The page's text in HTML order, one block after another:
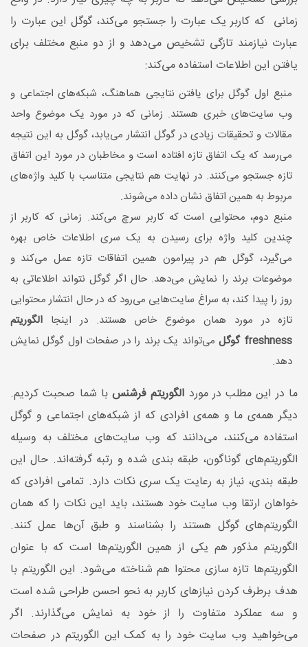
زمانی که کاربر یک عبارت را جستجو می‌کند، گوگل این عبارت را
عبارت نیازمند تازگی تشخیص می‌دهد و از دو منبع مختلف برای
یافتن این اطلاعات استفاده می‌کند:
منبع اول گوگل برای یافتن نتایجی هماهنگ، شبکه‌های اجتماعی و
وب سایت‌های خبری هستند. زمانی که در مورد یک موضوع واحد
مقالات و تحقیقات زیادی در گوگل انتشار می‌یابد، گوگل به این نتیجه
می‌رسد که یک اتفاق تازه افتاده است و مخاطبان در مورد این اتفاق
تازه جستجو می‌کنند. در نهایت هم نتایجی متناسب با کلید واژه‌های
مربوط به همین اتفاق نشان داده می‌شوند.
منبع دوم، محتوایی است که کاربر سرچ می‌کند. زمانی که کاربر از
چندین کلید واژه برای رسیدن به یک سری اطلاعات خاص بهره
می‌گیرد، گوگل هم در پیرامون همین اتفاقات تازه عمل می‌کند و
موضوعات برند را نمایش می‌دهد. حال اگر گوگل نتواند اطلاعاتی به
روز را پیدا کند، به سراغ سایت‌هایی می‌رود که در حال انتشار محتوایی
تازه در مورد همان موضوع خاص هستند. در اینجا الگوریتم
freshness گوگل
می‌تواند یک برند را در صفحات اول گوگل نمایش
دهد.
ما در این مطلب در مورد الگوریتم فرشنسبا شما صحبت کردیم.
دیگر همه‌ی ما و همه‌ی افرادی که از شبکه‌های اجتماعی و گوگل
استفاده می‌کنند، می‌دانند که وب سایت‌های مختلف به وسیله
الگوریتم‌های گوناگون، طبقه بندی شده و رتبه گرفته‌اند. حال این
طبقه بندی، نیاز به رعایت یک سری نکات دارد. تمامی افرادی که
خواهان ارتقا وب سایت خود هستند، باید این نکات را که‌ همان
الگوریتم‌های گوگل هستند را بشناسند و طبق آن‌ها عمل کنند.
الگوریتم مذکور هم یکی از همین الگوریتم‌ها است که با عنوان
الگوریتم‌ها تازه سازی محتوا هم شناخته می‌شود. این الگوریتم با
هدف برطرف کردن نیازهای کاربر به نحو احسن طراحی شده است
و سه عملکرد متفاوت را از خود به نمایش می‌گذارند. اگر
می‌خواهید وب سایت خود را به کمک این الگوریتم در صفحات